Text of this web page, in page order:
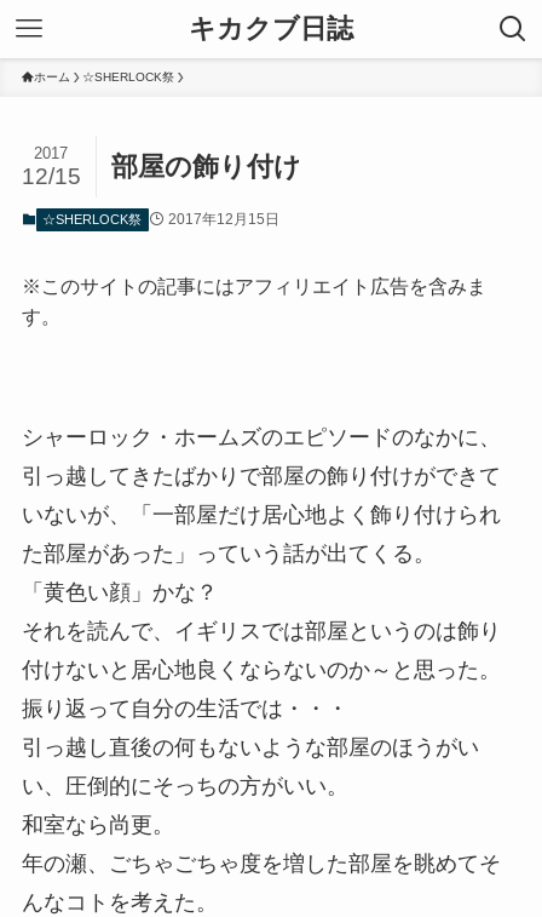
キカクブ日誌
ホーム ☆SHERLOCK祭
部屋の飾り付け
2017
12/15
☆SHERLOCK祭 2017年12月15日
※このサイトの記事にはアフィリエイト広告を含みま
す。
シャーロック・ホームズのエピソードのなかに、
引っ越してきたばかりで部屋の飾り付けができて
いないが、「一部屋だけ居心地よく飾り付けられ
た部屋があった」っていう話が出てくる。
「黄色い顔」かな？
それを読んで、イギリスでは部屋というのは飾り
付けないと居心地良くならないのか～と思った。
振り返って自分の生活では・・・
引っ越し直後の何もないような部屋のほうがい
い、圧倒的にそっちの方がいい。
和室なら尚更。
年の瀬、ごちゃごちゃ度を増した部屋を眺めてそ
んなコトを考えた。